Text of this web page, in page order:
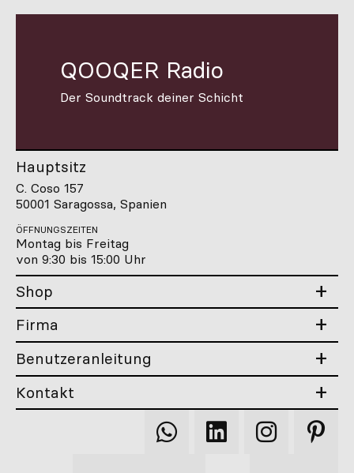
QOOQER Radio
Der Soundtrack deiner Schicht
Hauptsitz
C. Coso 157
50001 Saragossa, Spanien
ÖFFNUNGSZEITEN
Montag bis Freitag
von 9:30 bis 15:00 Uhr
Shop
Firma
Benutzeranleitung
Kontakt
Qooqer
WhatsApp
Qooqer
Linkedin
Qooqer
Instagram
Qooqer